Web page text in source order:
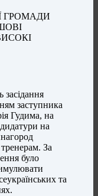
ГРОМАДИ
засідання
заступника
Гудима, на
на
За
було
та